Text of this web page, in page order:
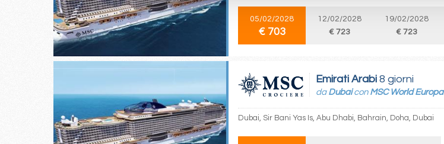
05/02/2028
€ 703
12/02/2028
€ 723
19/02/2028
€ 723
Emirati Arabi 8 giorni
da Dubaicon MSC World Europa
Dubai, Sir Bani Yas Is, Abu Dhabi, Bahrain, Doha, Dubai